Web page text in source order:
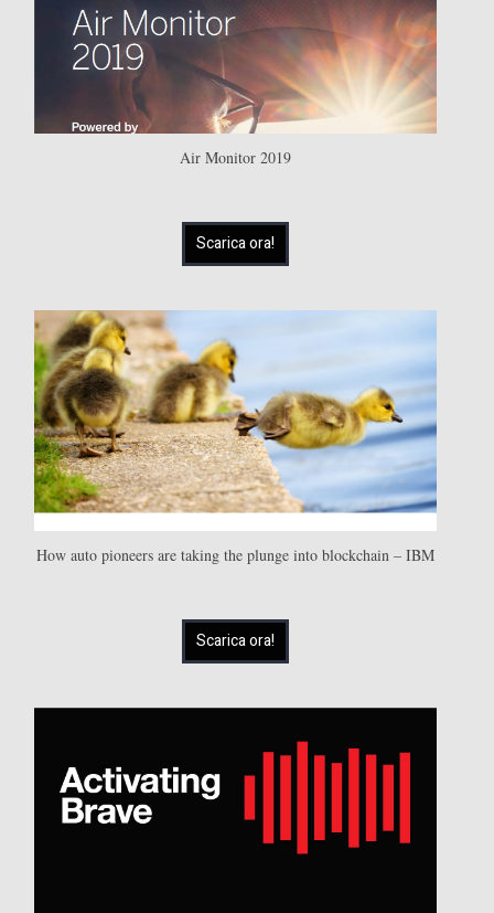
Air Monitor 2019
Scarica ora!
How auto pioneers are taking the plunge into blockchain – IBM
Scarica ora!